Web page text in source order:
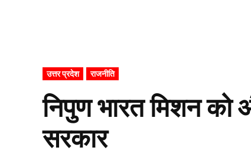
POSTED
IN
उत्तर प्रदेश राजनीति
निपुण भारत मिशन को
सरकार